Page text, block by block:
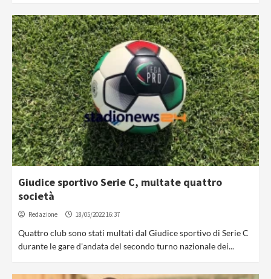
Giudice sportivo Serie C, multate quattro
società
Redazione 18/05/2022 16:37
Quattro club sono stati multati dal Giudice sportivo di Serie C
durante le gare d'andata del secondo turno nazionale dei...